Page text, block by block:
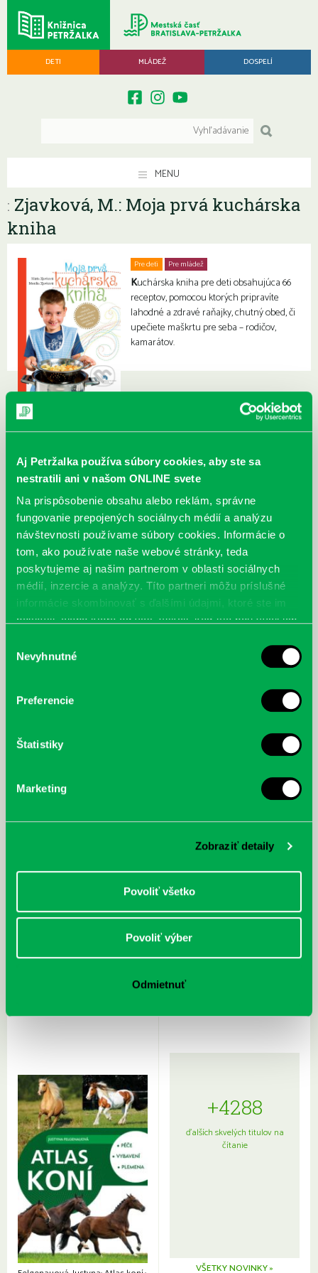
Aj Petržalka používa súbory cookies, aby ste sa
nestratili ani v našom ONLINE svete
Na prispôsobenie obsahu alebo reklám, správne
fungovanie prepojených sociálnych médií a analýzu
návštevnosti používame súbory cookies. Informácie o
tom, ako používate naše webové stránky, teda
poskytujeme aj našim partnerom v oblasti sociálnych
médií, inzercie a analýzy. Títo partneri môžu príslušné
informácie skombinovať s ďalšími údajmi, ktoré ste im
poskytli, alebo ktoré od vás získali, keď ste používali ich
súhlasu
Nevyhnutné
Preferencie
Štatistiky
Marketing
Zobraziť detaily
Povoliť všetko
Povoliť výber
Odmietnuť
DETI MLÁDEŽ DOSPELÍ
MENU
: Zjavková, M.: Moja prvá kuchárska
kniha
Pre deti Pre mládež
Kuchárska kniha pre deti obsahujúca 66
receptov, pomocou ktorých pripravíte
lahodné a zdravé raňajky, chutný obed, či
upečiete maškrtu pre seba – rodičov,
kamarátov.
McGrath, Andy: Tadej Pogačar:
nezastaviteľný
Sprievodca po hviezdnej oblohe
kompletný sprievodca
japonskou kuchyňou a etiketou
+4288
ďalších skvelých titulov na
čítanie
VŠETKY NOVINKY »